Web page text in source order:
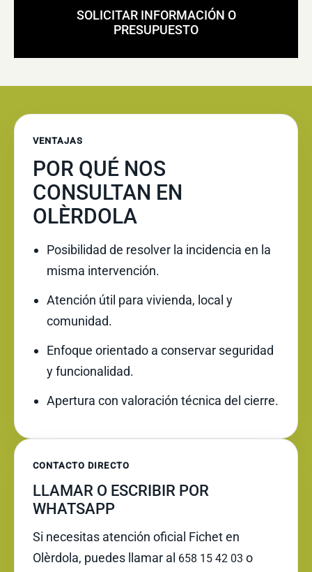
SOLICITAR INFORMACIÓN O
PRESUPUESTO
VENTAJAS
POR QUÉ NOS
CONSULTAN EN
OLÈRDOLA
Posibilidad de resolver la incidencia en la
misma intervención.
Atención útil para vivienda, local y
comunidad.
Enfoque orientado a conservar seguridad
y funcionalidad.
Apertura con valoración técnica del cierre.
CONTACTO DIRECTO
LLAMAR O ESCRIBIR POR
WHATSAPP
Si necesitas atención oficial Fichet en
Olèrdola, puedes llamar al 658 15 42 03 o